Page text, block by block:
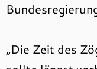
„Die Zeit des